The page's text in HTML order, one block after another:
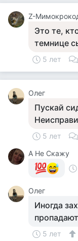
Z-
Это те,
темнице
5 лет
Олег
Пускай
5 лет
А Не Скажу
Олег
Иногда
5 лет